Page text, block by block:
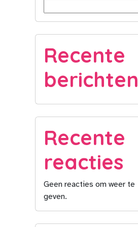
Recente
berichten
Recente
reacties
Geen reacties om weer te
geven.